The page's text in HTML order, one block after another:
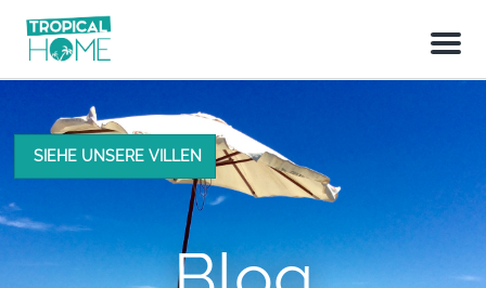
M
n
SIEHE UNSERE VILLEN